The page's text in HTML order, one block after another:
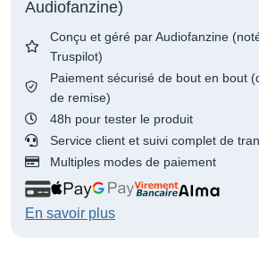
Audiofanzine)
Conçu et géré par Audiofanzine
Truspilot)
Paiement sécurisé de bout en bout
de remise)
48h pour tester le produit
Service client et suivi complet de
Multiples modes de paiement
En savoir plus